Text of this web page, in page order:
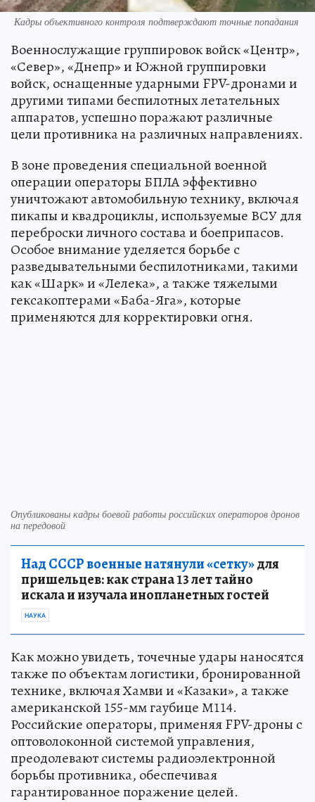
Кадры объективного контроля подтверждают точные попадания
Военнослужащие группировок войск «Центр»,
«Север», «Днепр» и Южной группировки
войск, оснащенные ударными FPV-дронами и
другими типами беспилотных летательных
аппаратов, успешно поражают различные
цели противника на различных направлениях.
В зоне проведения специальной военной
операции операторы БПЛА эффективно
уничтожают автомобильную технику, включая
пикапы и квадроциклы, используемые ВСУ для
переброски личного состава и боеприпасов.
Особое внимание уделяется борьбе с
разведывательными беспилотниками, такими
как «Шарк» и «Лелека», а также тяжелыми
гексакоптерами «Баба-Яга», которые
применяются для корректировки огня.
Опубликованы кадры боевой работы российских операторов дронов
на передовой
Над СССР военные натянули «сетку»для
пришельцев: как страна 13 лет тайно
искала и изучала инопланетных гостей
НАУКА
Как можно увидеть, точечные удары наносятся
также по объектам логистики, бронированной
технике, включая Хамви и «Казаки», а также
американской 155-мм гаубице М114.
Российские операторы, применяя FPV-дроны с
оптоволоконной системой управления,
преодолевают системы радиоэлектронной
борьбы противника, обеспечивая
гарантированное поражение целей.